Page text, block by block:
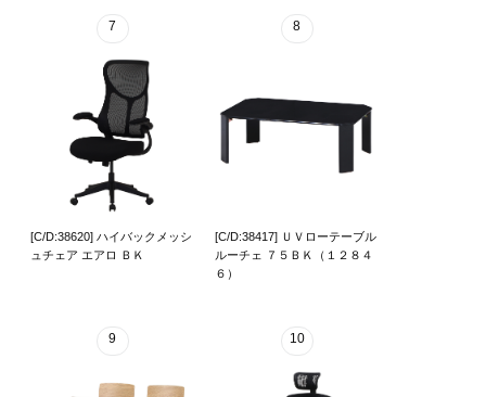
7
[C/D:38620] ハイバックメッシ
ュチェア エアロ ＢＫ
8
[C/D:38417] ＵＶローテーブル
ルーチェ ７５ＢＫ（１２８４
６）
9 10